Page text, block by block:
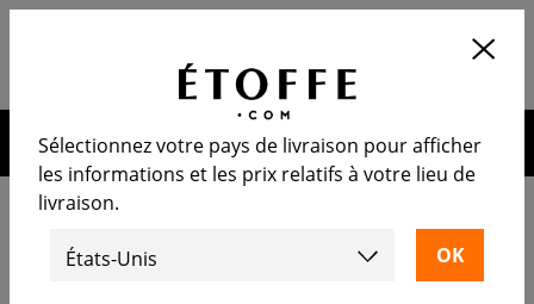
Calculez le nombre de rouleaux
nécessaire
OUVRIR
inscrivant à notre newsletter
Sélectionnez votre pays de livraison pour afficher
les informations et les prix relatifs à votre lieu de
livraison.